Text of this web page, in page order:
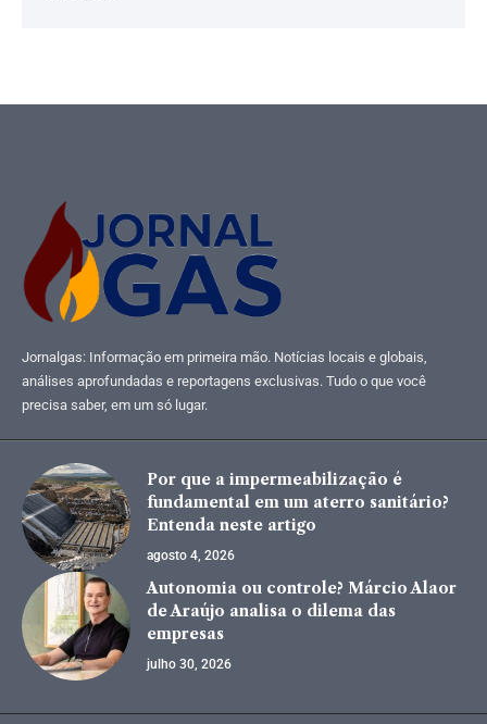
Jornalgas: Informação em primeira mão. Notícias locais e globais,
análises aprofundadas e reportagens exclusivas. Tudo o que você
precisa saber, em um só lugar.
Por que a impermeabilização é
fundamental em um aterro sanitário?
Entenda neste artigo
agosto 4, 2026
Autonomia ou controle? Márcio Alaor
de Araújo analisa o dilema das
empresas
julho 30, 2026